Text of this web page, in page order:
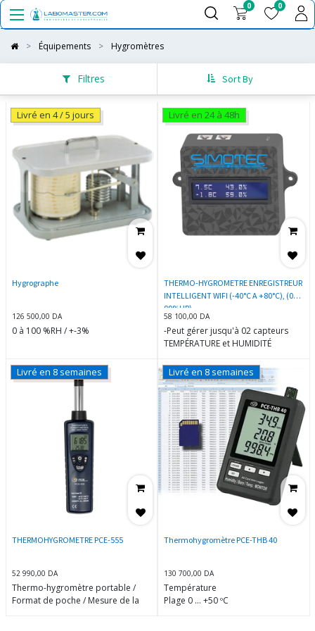
0 0
Équipements Hygromètres
Filtres Sort By
Livré en 4 / 5 jours
Hygrographe
126 500,00 DA
0 à 100 %RH / +-3%
Livré en 24 à 48h
THERMO-HYGROMETRE ENREGISTREUR
INTELLIGENT WIFI (-40°C A +80°C), (0-
99%HR)
58 100,00 DA
-Peut gérer jusqu'à 02 capteurs
TEMPÉRATURE et HUMIDITÉ
Livré en 8 semaines
THERMOHYGROMETRE PCE-555
52 990,00 DA
Thermo-hygromètre portable /
Format de poche / Mesure de la
Livré en 8 semaines
Thermohygromètre PCE-THB 40
130 700,00 DA
Température
Plage 0 … +50 ºC